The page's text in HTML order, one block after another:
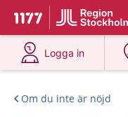
Till startsidan för
Du har valt
Logga in
på 1177.se
Om du inte är nöjd